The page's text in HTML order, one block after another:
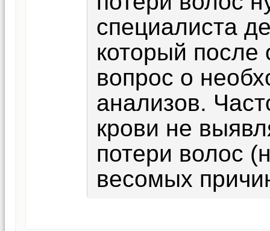
специалиста
который
вопрос о
анализов.
крови не
потери волос
весомых